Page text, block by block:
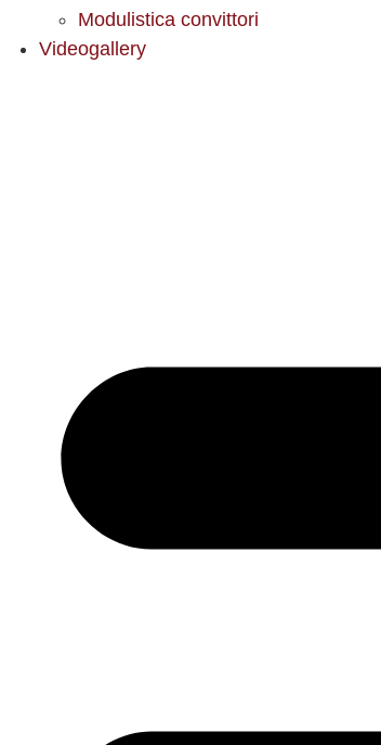
Modulistica convittori
Videogallery